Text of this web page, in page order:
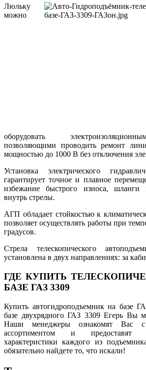
Люльку
можно
оборудовать
позволяющими проводить ремонт
мощностью до 1000 В без отключения
Установка электрического
гарантирует точное и плавное
избежание быстрого износа, шланги
внутрь стрелы.
АГП обладает стойкостью к
позволяет осуществлять работы при
градусов.
Стрела телескопического
установлена в двух направлениях: за
ГДЕ КУПИТЬ
БАЗЕ ГАЗ 3309
Купить автогидроподъемник на базе
базе двухрядного ГАЗ 3309 Егерь Вы
Наши менеджеры ознакомят Вас
ассортиментом и предоставят
характеристики каждого из
обязательно найдете то, что искали!